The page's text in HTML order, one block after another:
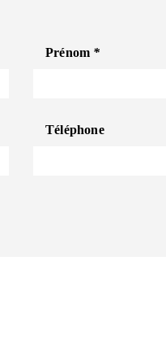
Prénom *
Téléphone